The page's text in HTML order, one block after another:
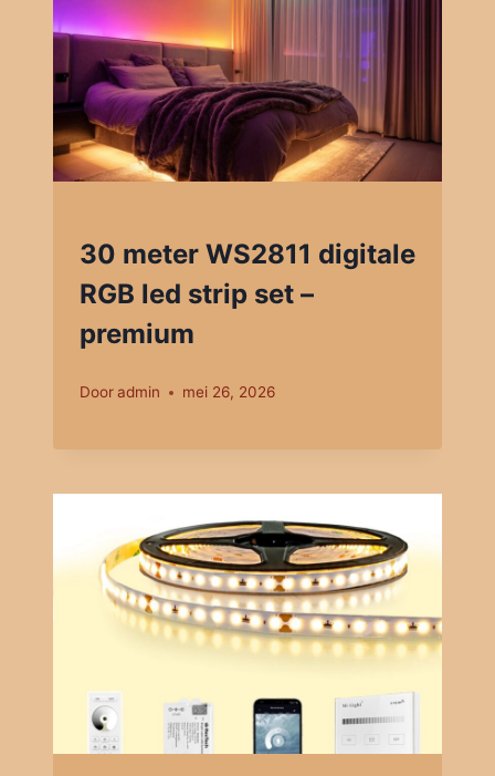
30 meter WS2811 digitale
RGB led strip set –
premium
Dooradmin mei 26, 2026